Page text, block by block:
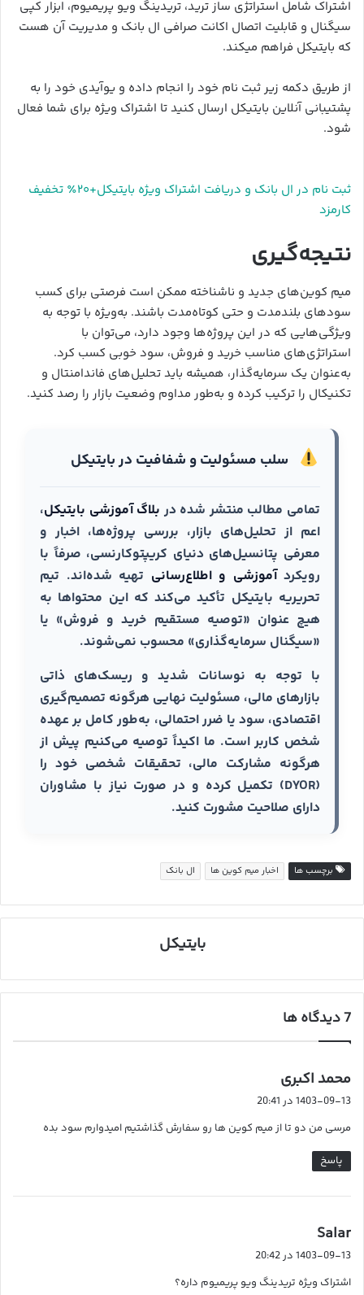
اشتراک شامل استراتژی ساز ترید، تریدینگ ویو پریمیوم، ابزار کپی
سیگنال و قابلیت اتصال اکانت صرافی ال بانک و مدیریت آن هست
که بایتیکل فراهم میکند.
از طریق دکمه زیر ثبت نام خود را انجام داده و یوآیدی خود را به
پشتیبانی آنلاین بایتیکل ارسال کنید تا اشتراک ویژه برای شما فعال
شود.
ثبت نام در ال بانک و دریافت اشتراک ویژه بایتیکل+۲۰٪ تخفیف
کارمزد
نتیجه‌گیری
میم کوین‌های جدید و ناشناخته ممکن است فرصتی برای کسب
سودهای بلندمدت و حتی کوتاه‌مدت باشند. به‌ویژه با توجه به
ویژگی‌هایی که در این پروژه‌ها وجود دارد، می‌توان با
استراتژی‌های مناسب خرید و فروش، سود خوبی کسب کرد.
به‌عنوان یک سرمایه‌گذار، همیشه باید تحلیل‌های فاندامنتال و
تکنیکال را ترکیب کرده و به‌طور مداوم وضعیت بازار را رصد کنید.
سلب مسئولیت و شفافیت در بایتیکل
تمامی مطالب منتشر شده در بلاگ آموزشی بایتیکل،
اعم از تحلیل‌های بازار، بررسی پروژه‌ها، اخبار و
معرفی پتانسیل‌های دنیای کریپتوکارنسی، صرفاً با
رویکردآموزشی و اطلاع‌رسانی تهیه شده‌اند. تیم
تحریریه بایتیکل تأکید می‌کند که این محتواها به
هیچ عنوان «توصیه مستقیم خرید و فروش» یا
«سیگنال سرمایه‌گذاری» محسوب نمی‌شوند.
با توجه به نوسانات شدید و ریسک‌های ذاتی
بازارهای مالی، مسئولیت نهایی هرگونه تصمیم‌گیری
اقتصادی، سود یا ضرر احتمالی، به‌طور کامل بر عهده
شخص کاربر است. ما اکیداً توصیه می‌کنیم پیش از
هرگونه مشارکت مالی، تحقیقات شخصی خود را
(DYOR) تکمیل کرده و در صورت نیاز با مشاوران
دارای صلاحیت مشورت کنید.
برچسب ها اخبار میم کوین ها ال بانک
بایتیکل
‫7 دیدگاه ها
محمد اکبری
ف
:
1403-09-13 در 20:41
مرسی من دو تا از میم کوین ها رو سفارش گذاشتیم امیدوارم سود بده
پاسخ
Salar
ف
:
1403-09-13 در 20:42
اشتراک ویژه تریدینگ ویو پریمیوم داره؟